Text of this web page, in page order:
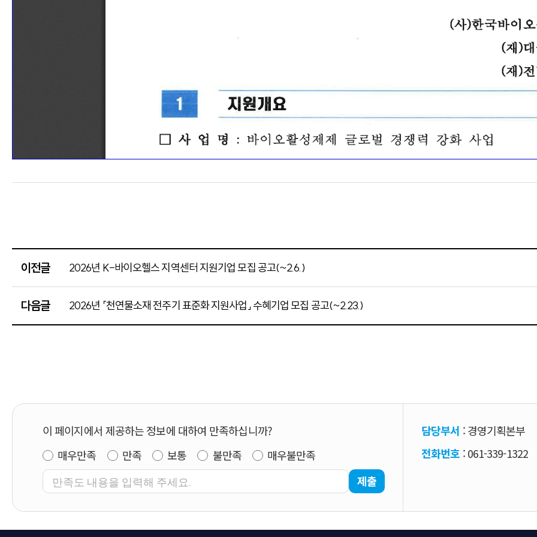
이전글 2026년 K-바이오헬스 지역센터 지원기업 모집 공고(~2.6.)
다음글 2026년 「천연물소재 전주기 표준화 지원사업」 수혜기업 모집 공고(~2.23.)
이 페이지에서 제공하는 정보에 대하여 만족하십니까?
매우만족
만족 보통 불만족
매우불만족
제출
담당부서 : 경영기획본부
전화번호 : 061-339-1322